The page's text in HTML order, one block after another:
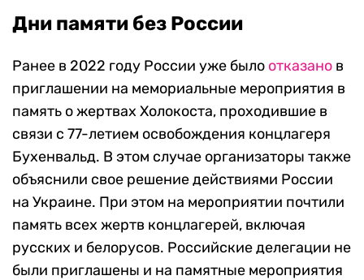
Дни памяти без России
Ранее в 2022 году России уже было отказано в
приглашении на мемориальные мероприятия в
память о жертвах Холокоста, проходившие в
связи с 77-летием освобождения концлагеря
Бухенвальд. В этом случае организаторы также
объяснили свое решение действиями России
на Украине. При этом на мероприятии почтили
память всех жертв концлагерей, включая
русских и белорусов. Российские делегации не
были приглашены и на памятные мероприятия